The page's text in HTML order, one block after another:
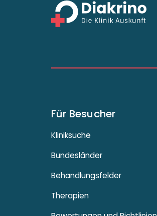
Für Besucher
Kliniksuche
Bundesländer
Behandlungsfelder
Therapien